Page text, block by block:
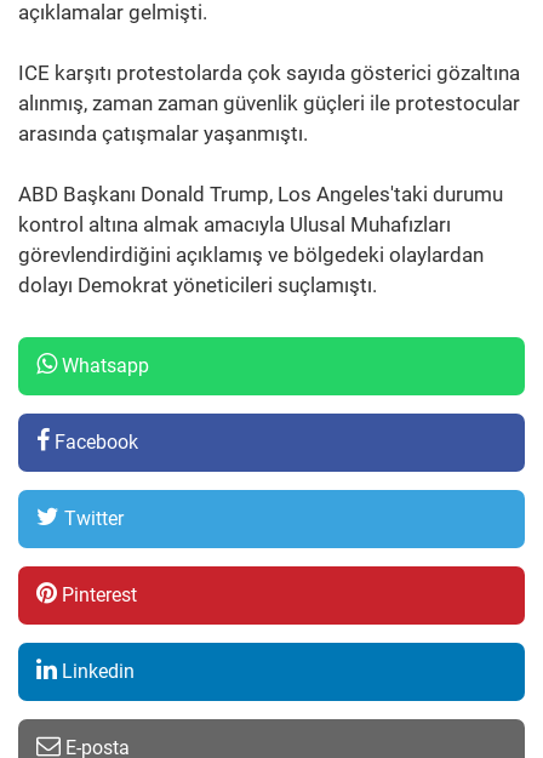
açıklamalar gelmişti.
ICE karşıtı protestolarda çok sayıda gösterici gözaltına
alınmış, zaman zaman güvenlik güçleri ile protestocular
arasında çatışmalar yaşanmıştı.
ABD Başkanı Donald Trump, Los Angeles'taki durumu
kontrol altına almak amacıyla Ulusal Muhafızları
görevlendirdiğini açıklamış ve bölgedeki olaylardan
dolayı Demokrat yöneticileri suçlamıştı.
Whatsapp
Facebook
Twitter
Pinterest
Linkedin
E-posta